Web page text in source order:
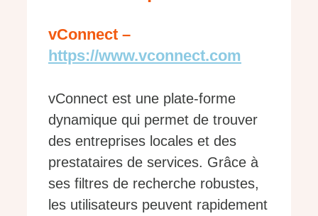
vConnect –
https://www.vconnect.com
vConnect est une plate-forme
dynamique qui permet de trouver
des entreprises locales et des
prestataires de services. Grâce à
ses filtres de recherche robustes,
les utilisateurs peuvent rapidement